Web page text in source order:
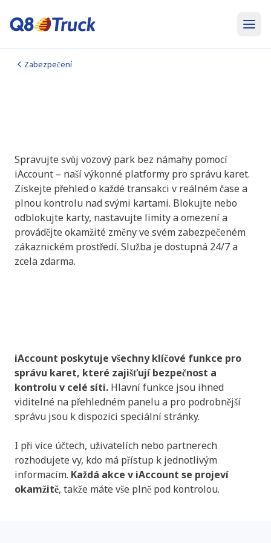
Zabezpečení
Spravujte svůj vozový park bez námahy pomocí
iAccount – naší výkonné platformy pro správu karet.
Získejte přehled o každé transakci v reálném čase a
plnou kontrolu nad svými kartami. Blokujte nebo
odblokujte karty, nastavujte limity a omezení a
provádějte okamžité změny ve svém zabezpečeném
zákaznickém prostředí. Služba je dostupná 24/7 a
zcela zdarma.
iAccount poskytuje všechny klíčové funkce pro
správu karet, které zajišťují bezpečnost a
kontrolu v celé síti. Hlavní funkce jsou ihned
viditelné na přehledném panelu a pro podrobnější
správu jsou k dispozici speciální stránky.
I při více účtech, uživatelích nebo partnerech
rozhodujete vy, kdo má přístup k jednotlivým
informacím. Každá akce v iAccount se projeví
okamžitě , takže máte vše plně pod kontrolou.